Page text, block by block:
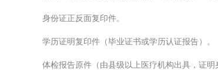
身份证正反面复印件。
学历证明复印件（毕业证书或学历认证报告）。
体检报告原件（由县级以上医疗机构出具，证明